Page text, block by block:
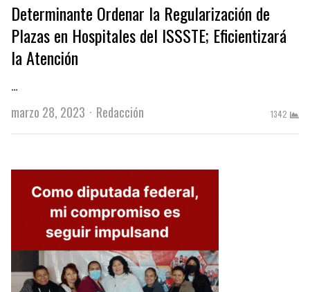
Determinante Ordenar la Regularización de
Plazas en Hospitales del ISSSTE; Eficientizará
la Atención
…
marzo 28, 2023
Author
Redacción 1342